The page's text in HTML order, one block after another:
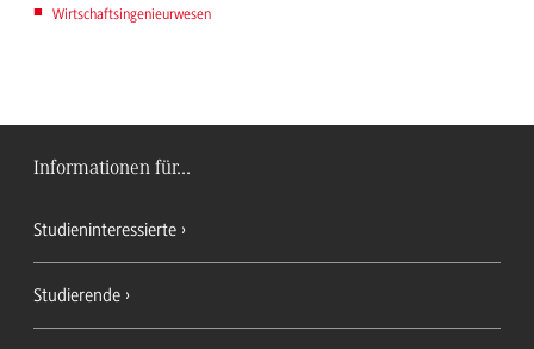
Wirtschaftsingenieurwesen
Informationen für...
Studieninteressierte
Studierende